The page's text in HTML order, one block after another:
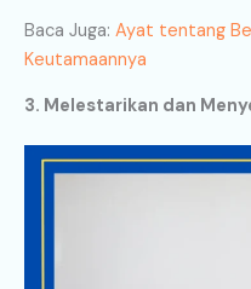
Baca Juga: Ayat tentang
Keutamaannya
3. Melestarikan dan